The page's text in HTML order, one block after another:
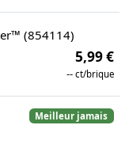
(854114)
5,99 €
-- ct/brique
Meilleur jamais